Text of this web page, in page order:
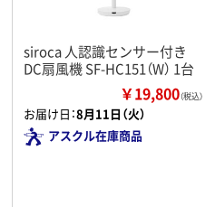
siroca 人認識センサー付き
DC扇風機 SF-HC151（W） 1台
￥19,800（税込）
お届け日：8月11日（火）
アスクル在庫商品